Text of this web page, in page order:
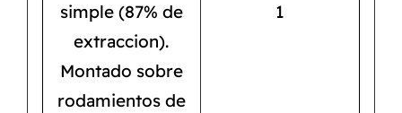
simple (87% de
extraccion).
Montado sobre
rodamientos de
1